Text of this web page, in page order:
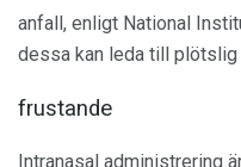
anfall, enligt National
dessa kan leda till plötslig
frustande
Intranasal administrering